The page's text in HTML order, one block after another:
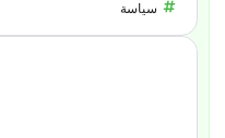
سياسة